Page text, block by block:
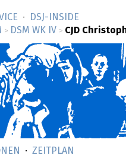
DSJ-­INSIDE
> DSM WK IV > CJD
ZEITPLAN